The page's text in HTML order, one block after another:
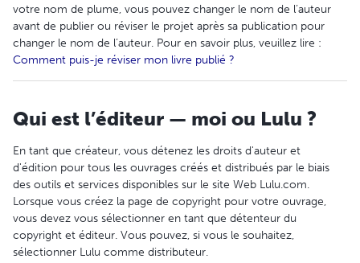
votre nom de plume, vous pouvez changer le nom de l’auteur
avant de publier ou réviser le projet après sa publication pour
changer le nom de l’auteur. Pour en savoir plus, veuillez lire :
Comment puis-je réviser mon livre publié ?
Qui est l’éditeur — moi ou Lulu ?
En tant que créateur, vous détenez les droits d'auteur et
d'édition pour tous les ouvrages créés et distribués par le biais
des outils et services disponibles sur le site Web Lulu.com.
Lorsque vous créez la page de copyright pour votre ouvrage,
vous devez vous sélectionner en tant que détenteur du
copyright et éditeur. Vous pouvez, si vous le souhaitez,
sélectionner Lulu comme distributeur.